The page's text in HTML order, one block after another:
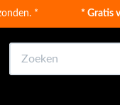
* * Gratis